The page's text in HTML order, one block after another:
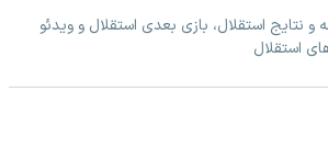
و نتایج استقلال، بازی بعدی استقلال و ویدئو
استقلال